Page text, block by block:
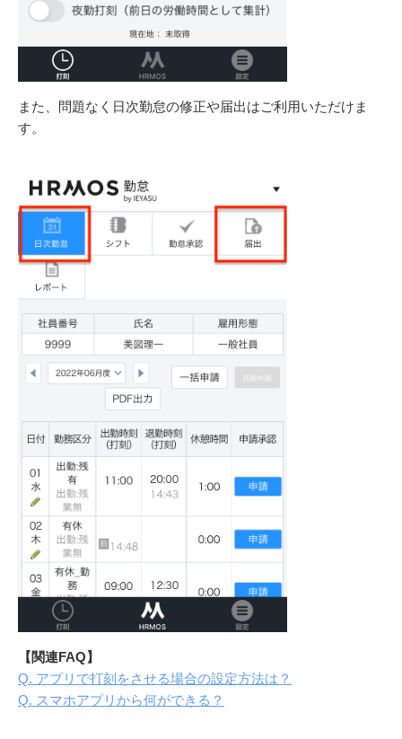
また、問題なく日次勤怠の修正や届出はご利用いただけま
す。
【関連FAQ】
Q. アプリで打刻をさせる場合の設定方法は？
Q. スマホアプリから何ができる？